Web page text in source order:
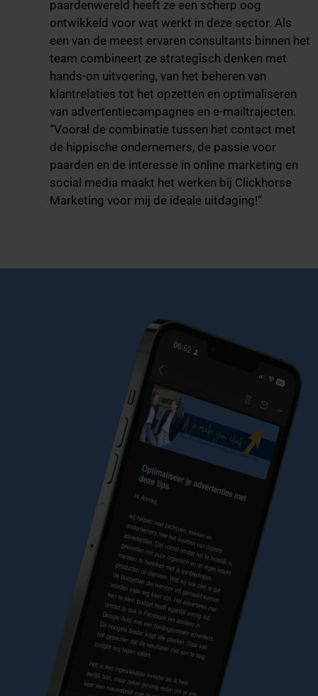
paardenwereld heeft ze een scherp oog
ontwikkeld voor wat werkt in deze sector. Als
een van de meest ervaren consultants binnen het
team combineert ze strategisch denken met
hands-on uitvoering, van het beheren van
klantrelaties tot het opzetten en optimaliseren
van advertentiecampagnes en e-mailtrajecten.
“Vooral de combinatie tussen het contact met
de hippische ondernemers, de passie voor
paarden en de interesse in online marketing en
social media maakt het werken bij Clickhorse
Marketing voor mij de ideale uitdaging!“